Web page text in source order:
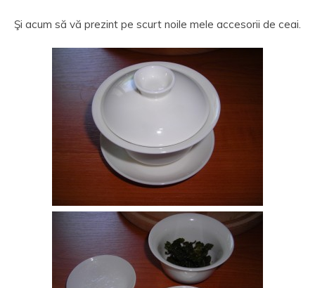
Şi acum să vă prezint pe scurt noile mele accesorii de ceai.